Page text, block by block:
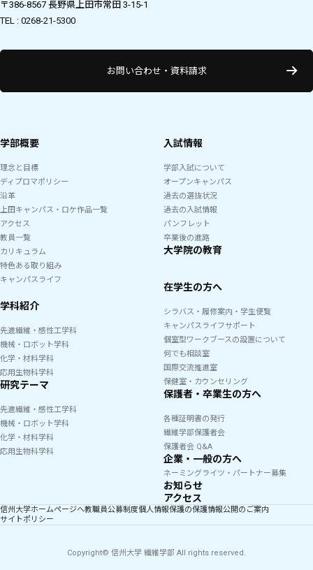
〒386-8567 長野県上田市常田 3-15-1
TEL : 0268-21-5300
お問い合わせ・資料請求
学部概要
理念と目標
ディプロマポリシー
沿革
上田キャンパス・ロケ作品一覧
アクセス
教員一覧
カリキュラム
特色ある取り組み
キャンパスライフ
学科紹介
先進繊維・感性工学科
機械・ロボット学科
化学・材料学科
応用生物科学科
研究テーマ
先進繊維・感性工学科
機械・ロボット学科
化学・材料学科
応用生物科学科
入試情報
学部入試について
オープンキャンパス
過去の選抜状況
過去の入試情報
パンフレット
卒業後の進路
大学院の教育
在学生の方へ
シラバス・履修案内・学生便覧
キャンパスライフサポート
個室型ワークブースの設置について
何でも相談室
国際交流推進室
保健室・カウンセリング
保護者・卒業生の方へ
各種証明書の発行
繊維学部保護者会
保護者会 Q&A
企業・一般の方へ
ネーミングライツ・パートナー募集
お知らせ
アクセス
信州大学ホームページへ教職員公募制度個人情報保護の保護情報公開のご案内
サイトポリシー
Copyright© 信州大学 繊維学部 All rights reserved.